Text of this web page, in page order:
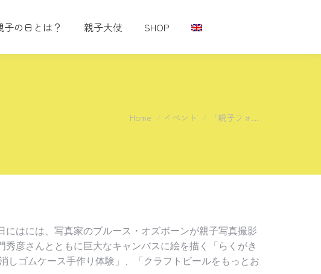
子の日とは？ 親子大使 SHOP
You are here:
Home イベント 「親子フォ…
はには、写真家のブルース・ オズボーンが親子写真撮影
秀彦さんとともに巨大なキャンバスに絵を描く「らくがき
しゴムケース手作り体験」、「クラフトビールをもっとお